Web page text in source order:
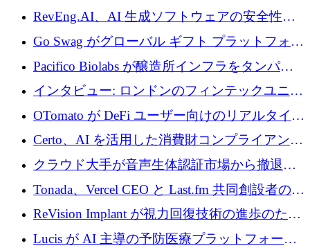
に400万ポンドを投資
RevEng.AI、AI 生成ソフトウェアの安全性を
確保するために 1,500 万ドルを調達
Go Swag がグローバル ギフト プラットフォー
ムを拡大するために 500 万ドルを調達
Pacifico Biolabs が醸造所インフラをタンパク
質生産に転換するために 700 万ユーロを調達
インタビュー: ロンドンのフィンテックユニコ
ーン Tide の CEO、オリバー・プリル氏
OTomato が DeFi ユーザー向けのリアルタイム
インテリジェンス レイヤーを構築するために
Improbable から 200 万ドルを調達
Certo、AI を活用した消費財コンプライアンス
プラットフォームのために 400 万ドルを調達
クラウド大手が音声生体認証市場から撤退す
るなか、Voxmindが54万6,000ポンドのプレシ
ード資金を調達
Tonada、Vercel CEO と Last.fm 共同創設者の支
援を受けてステルス撤退
ReVision Implant が視力回復技術の進歩のため
に 400 万ユーロを確保
Lucis が AI 主導の予防医療プラットフォーム